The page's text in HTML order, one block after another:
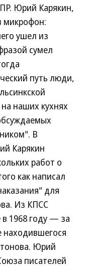
Юрий Карякин,
микрофон:
ушел из
сумел
путь люди,
наших кухнях
В
Карякин
работ о
как написал
для
Из КПСС
1968 году — за
находившегося
Юрий
писателей